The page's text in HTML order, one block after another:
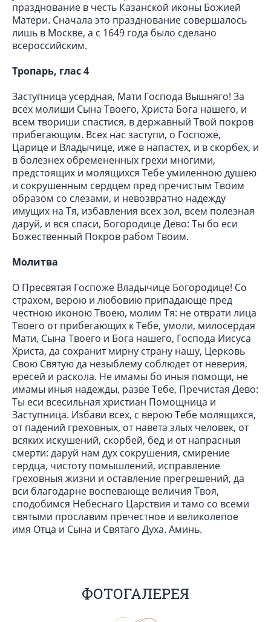
празднование в честь Казанской иконы Божией
Матери. Сначала это празднование совершалось
лишь в Москве, а с 1649 года было сделано
всероссийским.
Тропарь, глас 4
Заступница усердная, Мати Господа Вышняго! За
всех молиши Сына Твоего, Христа Бога нашего, и
всем твориши спастися, в державный Твой покров
прибегающим. Всех нас заступи, о Госпоже,
Царице и Владычице, иже в напастех, и в скорбех, и
в болезнех обремененных грехи многими,
предстоящих и молящихся Тебе умиленною душею
и сокрушенным сердцем пред пречистым Твоим
образом со слезами, и невозвратно надежду
имущих на Тя, избавления всех зол, всем полезная
даруй, и вся спаси, Богородице Дево: Ты бо еси
Божественный Покров рабом Твоим.
Молитва
О Пресвятая Госпоже Владычице Богородице! Со
страхом, верою и любовию припадающе пред
честною иконою Твоею, молим Тя: не отврати лица
Твоего от прибегающих к Тебе, умоли, милосердая
Мати, Сына Твоего и Бога нашего, Господа Иисуса
Христа, да сохранит мирну страну нашу, Церковь
Свою Святую да незыблему соблюдет от неверия,
ересей и раскола. Не имамы бо иныя помощи, не
имамы иныя надежды, разве Тебе, Пречистая Дево:
Ты еси всесильная христиан Помощница и
Заступница. Избави всех, с верою Тебе молящихся,
от падений греховных, от навета злых человек, от
всяких искушений, скорбей, бед и от напрасныя
смерти: даруй нам дух сокрушения, смирение
сердца, чистоту помышлений, исправление
греховныя жизни и оставление прегрешений, да
вси благодарне воспевающе величия Твоя,
сподобимся Небеснаго Царствия и тамо со всеми
святыми прославим пречестное и великолепое
имя Отца и Сына и Святаго Духа. Аминь.
ФОТОГАЛЕРЕЯ